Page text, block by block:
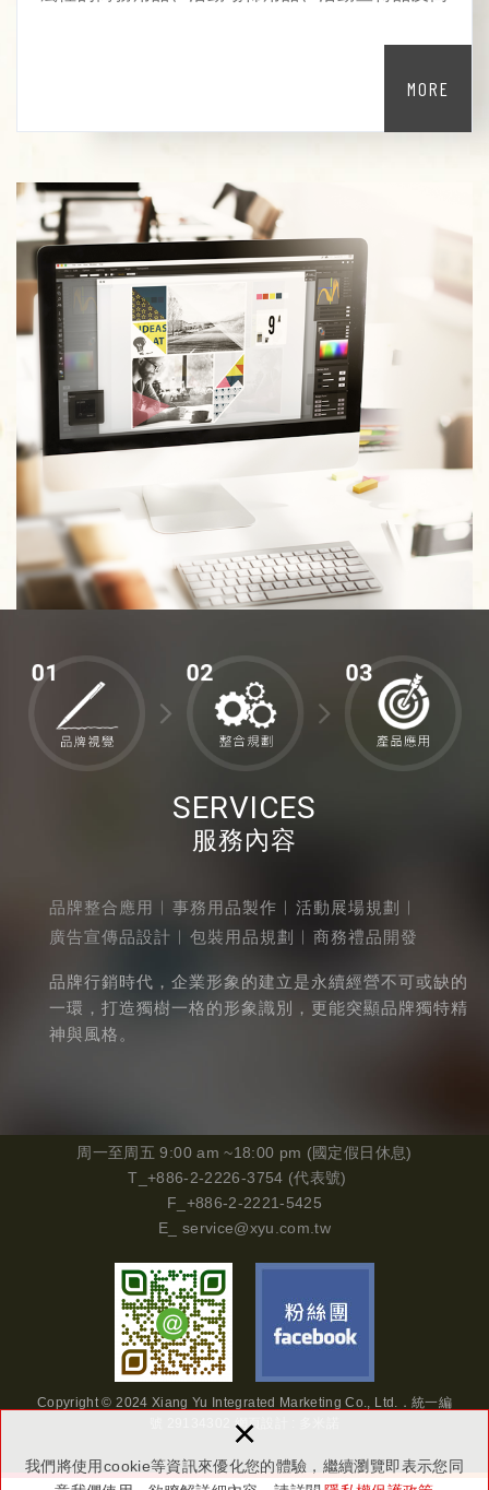
我們將使用cookie等資訊來優化您的體驗，繼續瀏覽即表示您同
×
MORE
SERVICES
服務內容
品牌整合應用 ︱ 事務用品製作 ︱ 活動展場規劃
︱
廣告宣傳品設計 ︱ 包裝用品規劃 ︱ 商務禮品開發
品牌行銷時代，企業形象的建立是永續經營不可或缺的
一環，打造獨樹一格的形象識別，更能突顯品牌獨特精
神與風格。
周一至周五 9:00 am ~18:00 pm (國定假日休息)
T_+886-2-2226-3754 (代表號)
F_+886-2-2221-5425
E_ service@xyu.com.tw
Copyright © 2024 Xiang Yu Integrated Marketing Co., Ltd.． 統一編
網頁設計 : 多米諾